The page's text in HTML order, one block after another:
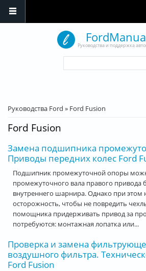
Руководства и поддержка
Вы здесь
Руководства Ford » Ford Fusion
Ford Fusion
Замена подшипника
Приводы передних колес Ford
Подшипник промежуточной опоры
промежуточного вала правого привода
внутреннего шарнира. Однако при этом
осторожность, чтобы не повредить
помощника придерживать привод за
потребуются: монтажная лопатка или...
Проверка и замена
воздушного фильтра.
Ford Fusion